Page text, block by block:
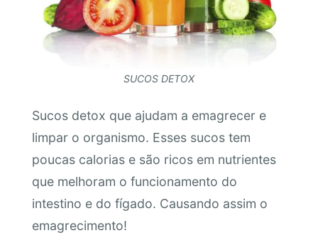
SUCOS DETOX
Sucos detox que ajudam a emagrecer e
limpar o organismo. Esses sucos tem
poucas calorias e são ricos em nutrientes
que melhoram o funcionamento do
intestino e do fígado. Causando assim o
emagrecimento!